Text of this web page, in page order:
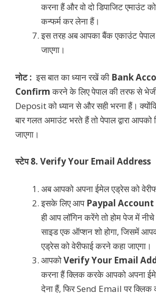
करना हैं और वो दो डिपाजिट एमाउंट
कन्फर्म कर लेना हैं।
इस तरह अब आपका बैंक एकाउंट
जाएगा।
नोट :इस बात का ध्यान रखें की Bank
Confirmकरने के लिए पेपाल की तरफ से
Deposit को ध्यान से और सही भरना हैं।
बार गलत अमाउंट भरते हैं तो पेपाल द्वारा आपको
जाएगा।
स्टेप 8. Verify Your Email Address
अब आपको अपना ईमेल एड्रेस को
इसके लिए आप Paypal
ही आप लॉगिन करेंगे तो होम पेज में
साइड एक ऑप्शन शो होगा, जिसमें
एड्रेस को वेरीफाई करने कहा जाएगा।
आपकोVerify Your Email
करना हैं क्लिक करके आपको अपना
देना हैं, फिर Send Email पर क्लिक